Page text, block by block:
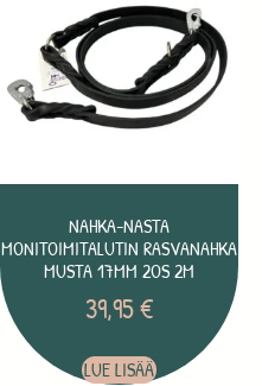
NAHKA-NASTA
MONITOIMITALUTIN RASVANAHKA
MUSTA 17MM 2OS 2M
39,95€
LUE LISÄÄ